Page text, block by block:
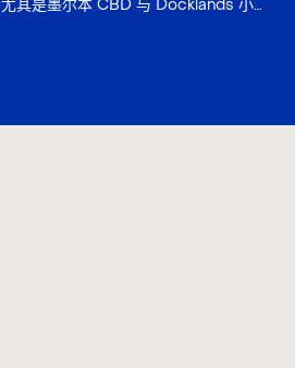
其是墨尔本 CBD 与 Docklands 小户